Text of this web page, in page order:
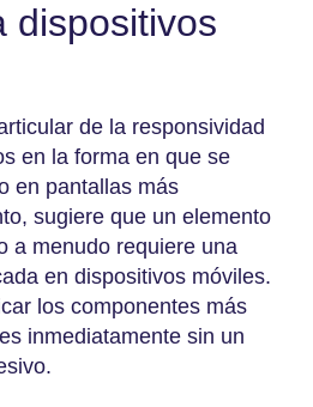
dispositivos
de la responsividad
en la forma en que se
en pantallas más
sugiere que un elemento
a menudo requiere una
en dispositivos móviles.
los componentes más
inmediatamente sin un